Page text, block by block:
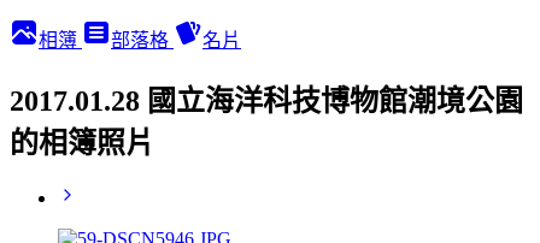
相簿 部落格 名片
2017.01.28 國立海洋科技博物館潮境公園
的相簿照片